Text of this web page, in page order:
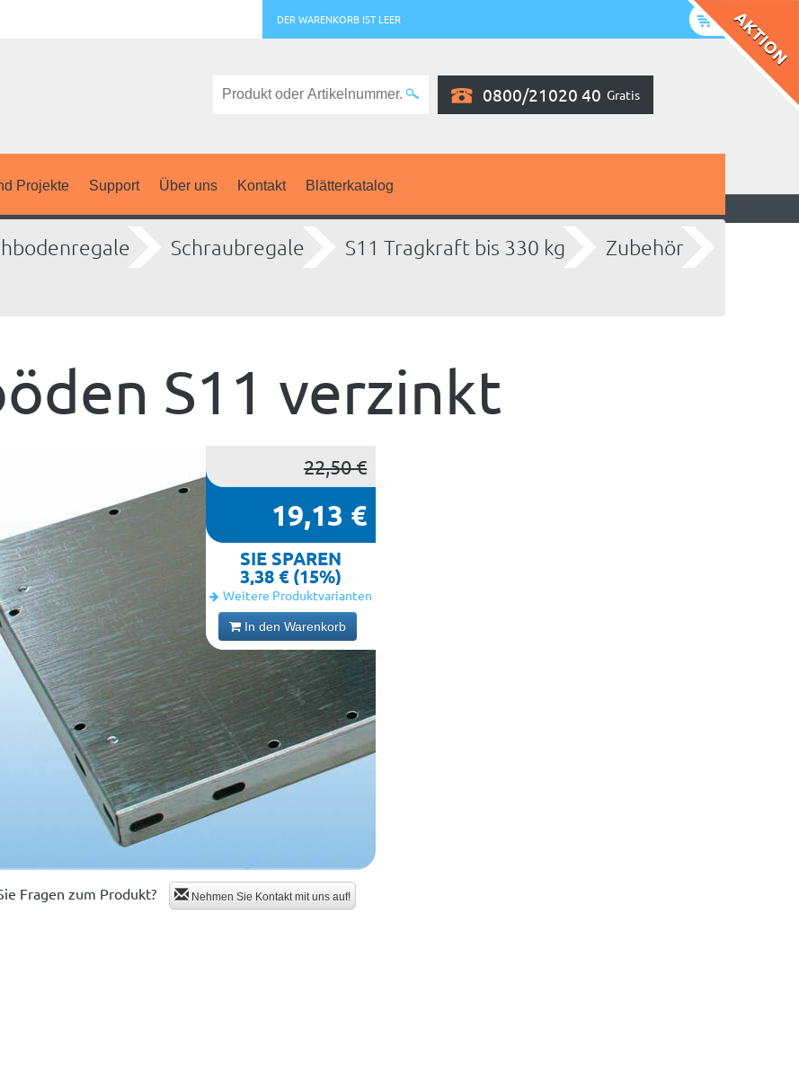
DER WARENKORB IST LEER
0800/21020 40 Gratis
Projekte Support Über uns Kontakt Blätterkatalog
Schraubregale S11 Tragkraft bis 330 kg
Zubehör
S11 verzinkt
22,50 €
19,13 €
SIE SPAREN
3,38 € (15%)
Weitere Produktvarianten
In den Warenkorb
Fragen zum Produkt? Nehmen Sie Kontakt mit uns auf!